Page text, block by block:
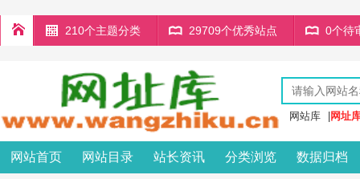
210个主题分类 29709个优秀站点 0个待
网站库 网址
网站首页 网站目录 站长资讯 分类浏览 数据归档